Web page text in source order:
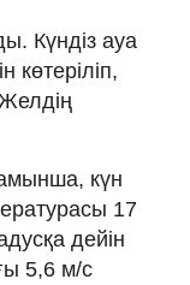
Күндіз ауа
көтеріліп,
күн
17
дейін
5,6 м/с